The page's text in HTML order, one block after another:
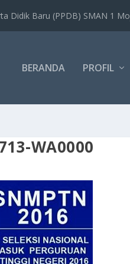
Didik Baru (PPDB) SMAN 1
BERANDA PROFIL
WA0000